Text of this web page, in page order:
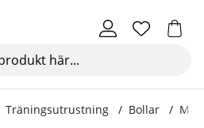
Träningsutrustning Bollar